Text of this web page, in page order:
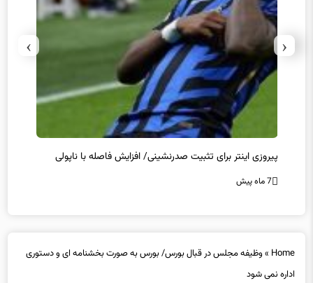
پیروزی اینتر برای تثبیت صدرنشینی/ افزایش فاصله با ناپولی
7 ماه پیش
‹
›
Home
» وظیفه مجلس در قبال بورس/ بورس به صورت بخشنامه ای و دستوری
اداره نمی شود